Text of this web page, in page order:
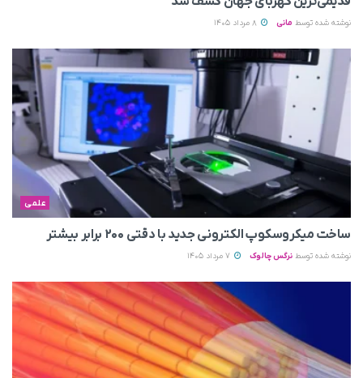
نوشته شده توسط مانی
علمی
ساخت میکروسکوپ الکترونی جدید با دقتی ۲۰۰ برابر بیشتر
نوشته شده توسط نرگس چالوک